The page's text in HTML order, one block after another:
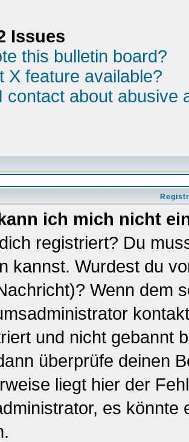
Issues
this bulletin board?
X feature available?
contact about abusive
ich mich nicht
registriert? Du
kannst. Wurdest du
Wenn dem
und nicht gebannt
überprüfe deinen
liegt hier der
es könnte